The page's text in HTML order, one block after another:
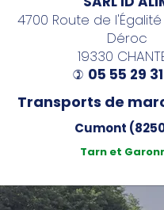
4700 Route de
Déroc
19330
) 05 55 29
Transports de
Cumont
Tarn et